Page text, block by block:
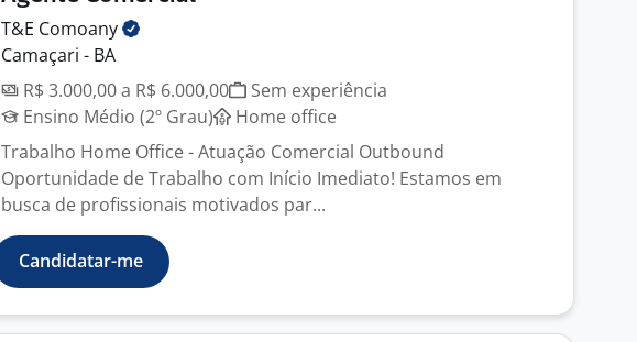
T&E Comoany
Camaçari - BA
R$ 3.000,00 a R$ 6.000,00
Sem experiência
Ensino Médio (2º Grau)
Home office
Trabalho Home Office - Atuação Comercial Outbound
Oportunidade de Trabalho com Início Imediato! Estamos em
busca de profissionais motivados par...
Candidatar-me